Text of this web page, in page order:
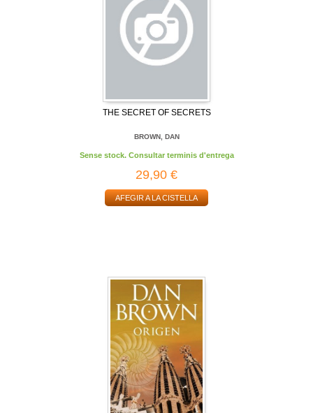
THE SECRET OF SECRETS
BROWN, DAN
Sense stock. Consultar terminis d'entrega
29,90 €
AFEGIR A LA CISTELLA